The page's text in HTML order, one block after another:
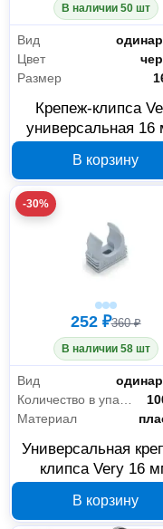
В наличии 50 шт
Вид
Цвет
Размер
Крепеж-клипса
универсальная 16
100 шт. 47-7-003
В корзину
-30%
252 ₽360 ₽
В наличии 58 шт
Вид
Материал
Универсальная
клипса Very 16
В корзину